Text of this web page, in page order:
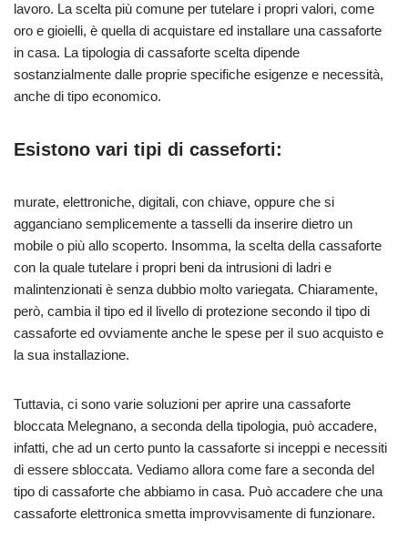
lavoro. La scelta più comune per tutelare i propri valori, come
oro e gioielli, è quella di acquistare ed installare una cassaforte
in casa. La tipologia di cassaforte scelta dipende
sostanzialmente dalle proprie specifiche esigenze e necessità,
anche di tipo economico.
Esistono vari tipi di casseforti:
murate, elettroniche, digitali, con chiave, oppure che si
agganciano semplicemente a tasselli da inserire dietro un
mobile o più allo scoperto. Insomma, la scelta della cassaforte
con la quale tutelare i propri beni da intrusioni di ladri e
malintenzionati è senza dubbio molto variegata. Chiaramente,
però, cambia il tipo ed il livello di protezione secondo il tipo di
cassaforte ed ovviamente anche le spese per il suo acquisto e
la sua installazione.
Tuttavia, ci sono varie soluzioni per aprire una cassaforte
bloccata Melegnano, a seconda della tipologia, può accadere,
infatti, che ad un certo punto la cassaforte si inceppi e necessiti
di essere sbloccata. Vediamo allora come fare a seconda del
tipo di cassaforte che abbiamo in casa. Può accadere che una
cassaforte elettronica smetta improvvisamente di funzionare.